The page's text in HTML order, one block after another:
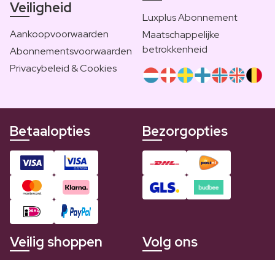
Veiligheid
Aankoopvoorwaarden
Abonnementsvoorwaarden
Privacybeleid & Cookies
Luxplus Abonnement
Maatschappelijke
betrokkenheid
Betaalopties Bezorgopties
Veilig shoppen Volg ons